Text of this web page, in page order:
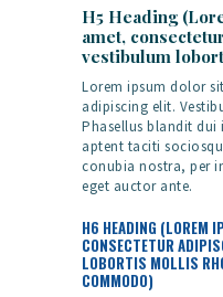
H5 Heading
amet,
vestibulum
Lorem ipsum dolor
adipiscing elit.
Phasellus blandit
aptent taciti
conubia nostra, per
eget auctor ante.
H6 HEADING (LOREM
CONSECTETUR
LOBORTIS MOLLIS
COMMODO)